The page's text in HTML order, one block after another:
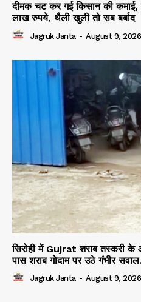
दीमक चट कर गई किसान की
लाख रुपये, थैली खुली तो सब बर्बाद
Jagruk Janta - August 9, 2026
सिरोही में Gujrat शराब तस्करी के
पास शराब गोदाम पर उठे गंभीर
Jagruk Janta - August 9, 2026